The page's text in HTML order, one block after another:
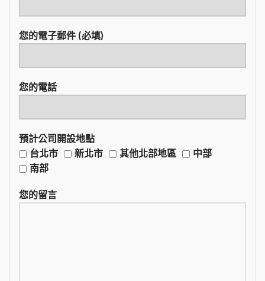
您的電子郵件 (必填)
您的電話
預計公司開設地點
台北市
新北市 其他北部地區
中部
南部
您的留言